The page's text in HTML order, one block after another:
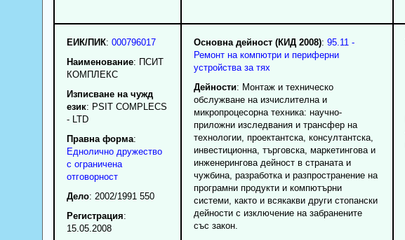
ЕИК/ПИК: 000796017
Наименование: ПСИТ
КОМПЛЕКС
Изписване на чужд
език: PSIT COMPLECS
- LTD
Правна форма:
Еднолично дружество
с ограничена
отговорност
Дело: 2002/1991 550
Регистрация:
15.05.2008
Основна дейност (КИД 2008): 95.11 -
Ремонт на компютри и периферни
устройства за тях
Дейности: Монтаж и техническо
обслужване на изчислителна и
микропроцесорна техника: научно-
приложни изследвания и трансфер на
технологии, проектантска, консултантска,
инвестиционна, търговска, маркетингова и
инженерингова дейност в страната и
чужбина, разработка и разпространение на
програмни продукти и компютърни
системи, както и всякакви други стопански
дейности с изключение на забранените
със закон.